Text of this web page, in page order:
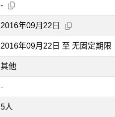
-
2016年09月22日
2016年09月22日 至 无固定期限
其他
-
5人